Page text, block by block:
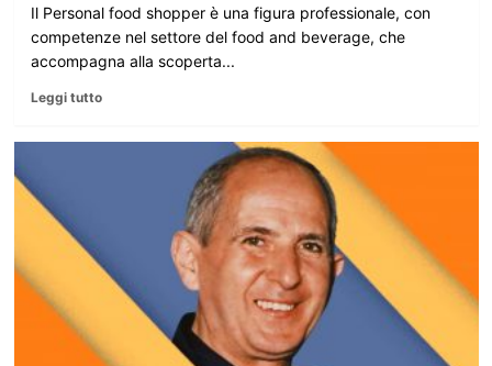
Il Personal food shopper è una figura professionale, con
competenze nel settore del food and beverage, che
accompagna alla scoperta...
Leggi tutto